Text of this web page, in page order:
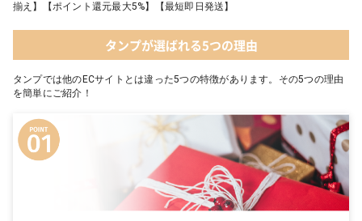
揃え】【ポイント還元最大5%】【最短即日発送】
タンプが選ばれる5つの理由
タンプでは他のECサイトとは違った5つの特徴があります。その5つの理由
を簡単にご紹介！